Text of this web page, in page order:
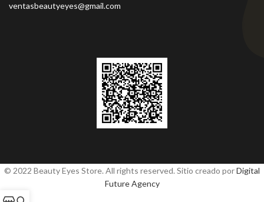
ventasbeautyeyes@gmail.com
© 2022 Beauty Eyes Store. All rights reserved. Sitio creado porDigital
Future Agency